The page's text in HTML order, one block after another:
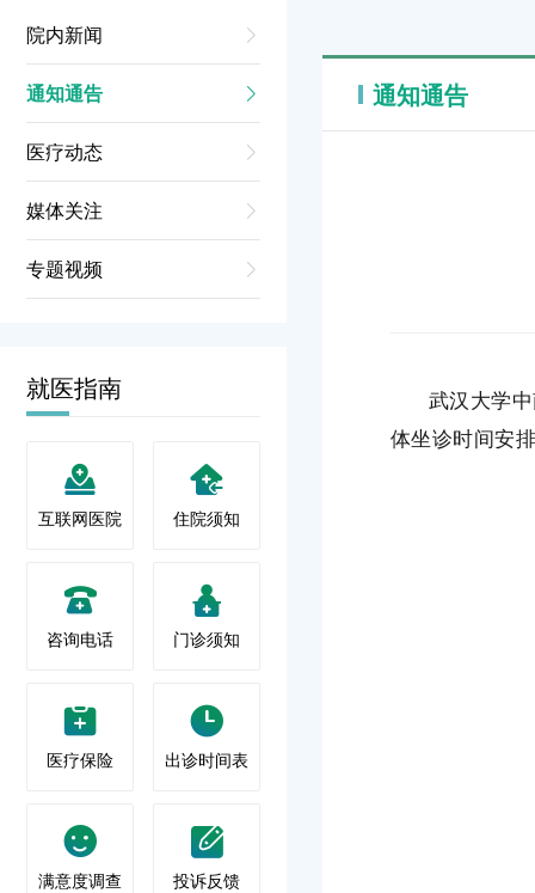
院内新闻
通知通告
医疗动态
媒体关注
专题视频
就医指南
互联网医院 住院须知
咨询电话 门诊须知
医疗保险 出诊时间表
满意度调查 投诉反馈
通知通告
武汉大学
体坐诊时间安